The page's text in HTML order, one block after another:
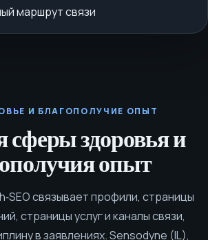
маршрут связи
И БЛАГОПОЛУЧИЕ ОПЫТ
сферы здоровья и
опыт
связывает профили, страницы
страницы услуг и каналы связи,
в заявлениях.Sensodyne (IL),